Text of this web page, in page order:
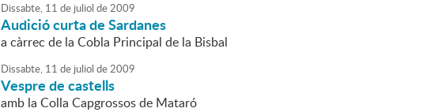
Dissabte, 11 de juliol de2009
Audició curta de Sardanes
a càrrec de la Cobla Principal de la Bisbal
Dissabte, 11 de juliol de2009
Vespre de castells
amb la Colla Capgrossos de Mataró